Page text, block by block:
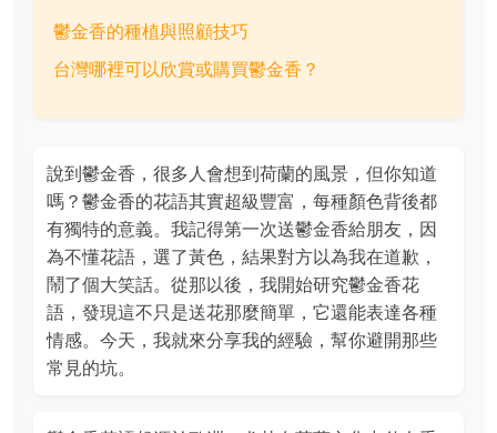
鬱金香的種植與照顧技巧
台灣哪裡可以欣賞或購買鬱金香？
說到鬱金香，很多人會想到荷蘭的風景，但你知道
嗎？鬱金香的花語其實超級豐富，每種顏色背後都
有獨特的意義。我記得第一次送鬱金香給朋友，因
為不懂花語，選了黃色，結果對方以為我在道歉，
鬧了個大笑話。從那以後，我開始研究鬱金香花
語，發現這不只是送花那麼簡單，它還能表達各種
情感。今天，我就來分享我的經驗，幫你避開那些
常見的坑。